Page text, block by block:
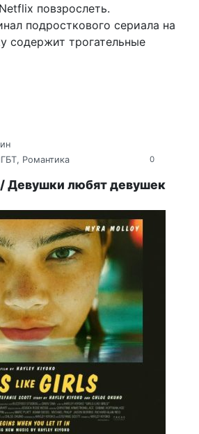
повзрослеть.
подросткового сериала на
содержит трогательные
0
, Романтика
Девушки любят девушек